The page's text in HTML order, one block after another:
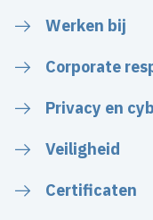
Werken bij
Corporate
Privacy en
Veiligheid
Certificaten